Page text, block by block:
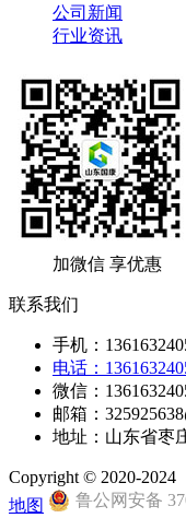
公司新闻
行业资讯
加微信 享优惠
联系我们
手机：
电话：
微信：
邮箱：
地址：山东省枣
Copyright © 2020-
地图
鲁公网安备